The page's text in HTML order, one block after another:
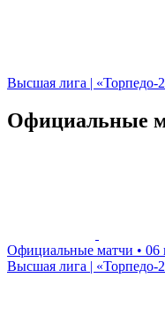
Высшая лига | «Торпедо-
Официальные
Официальные матчи •
Высшая лига | «Торпедо-